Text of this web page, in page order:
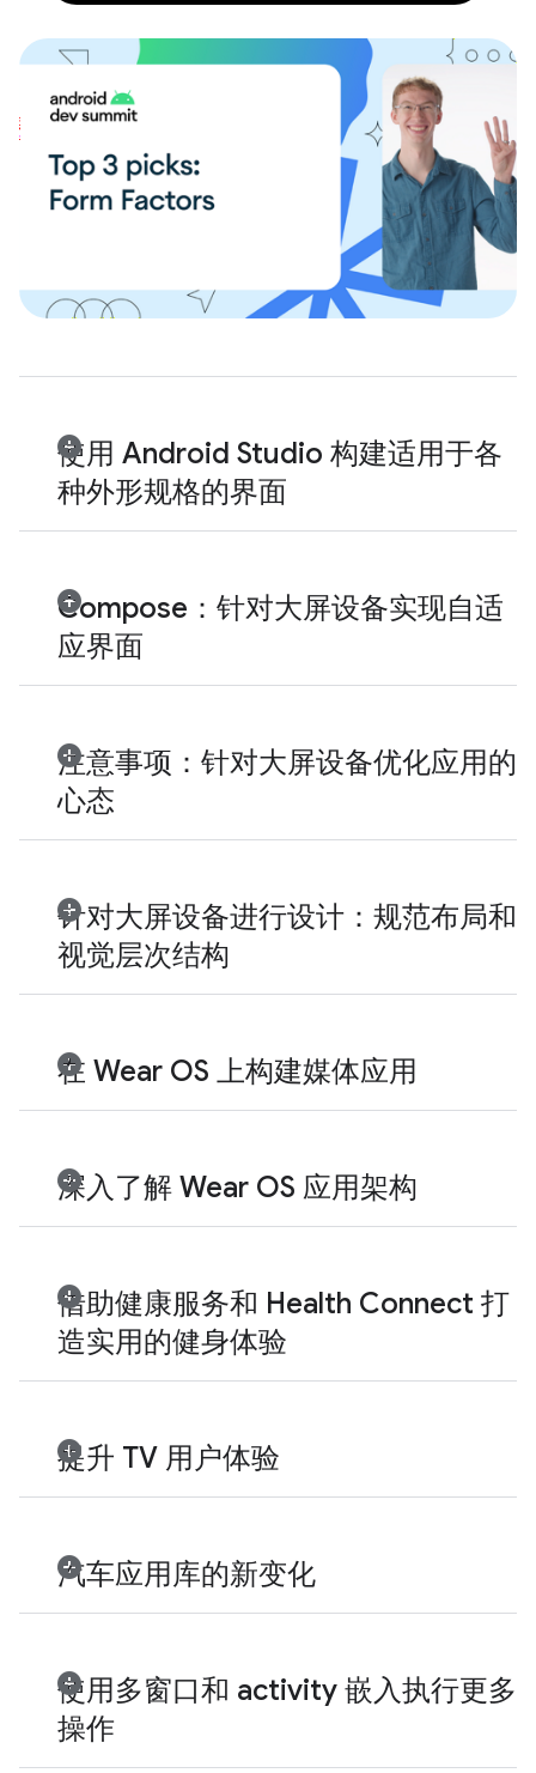
使用 Android Studio 构建适用于各
种外形规格的界面
Compose：针对大屏设备实现自适
应界面
注意事项：针对大屏设备优化应用的
心态
针对大屏设备进行设计：规范布局和
视觉层次结构
在 Wear OS 上构建媒体应用
深入了解 Wear OS 应用架构
借助健康服务和 Health Connect 打
造实用的健身体验
提升 TV 用户体验
汽车应用库的新变化
使用多窗口和 activity 嵌入执行更多
操作